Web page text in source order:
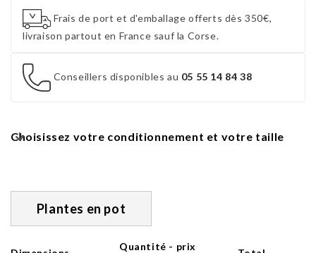
Frais de port et d'emballage offerts dès 350€,
livraison partout en France sauf la Corse.
Conseillers disponibles au 05 55 14 84 38
Choisissez votre conditionnement et votre taille
Plantes en pot
Quantité - prix